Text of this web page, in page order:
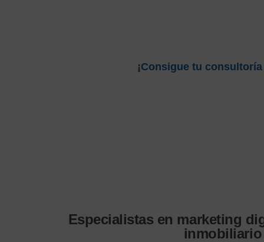
¡Consigue tu
Especialistas en marketing
inmobiliario